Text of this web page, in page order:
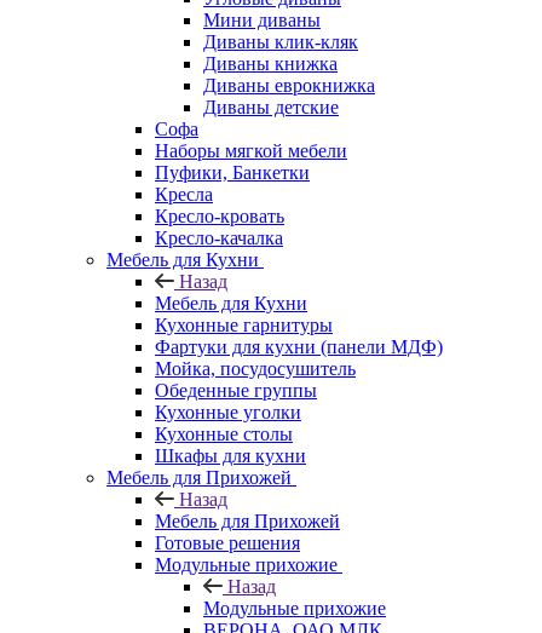
Мини диваны
Диваны клик-кляк
Диваны книжка
Диваны еврокнижка
Диваны детские
Софа
Наборы мягкой мебели
Пуфики, Банкетки
Кресла
Кресло-кровать
Кресло-качалка
Мебель для Кухни
Назад
Мебель для Кухни
Кухонные гарнитуры
Фартуки для кухни (панели МДФ)
Мойка, посудосушитель
Обеденные группы
Кухонные уголки
Кухонные столы
Шкафы для кухни
Мебель для Прихожей
Назад
Мебель для Прихожей
Готовые решения
Модульные прихожие
Назад
Модульные прихожие